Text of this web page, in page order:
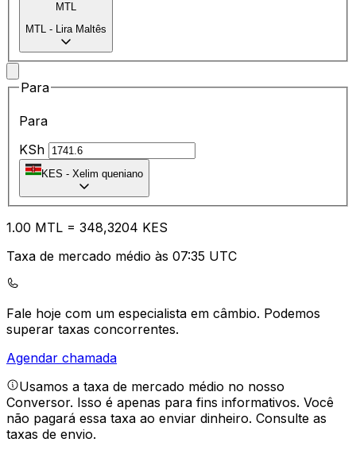
MTL
MTL - Lira Maltês
Para
Para
KSh
KES - Xelim queniano
1.00 MTL = 348,3204 KES
Taxa de mercado médio às 07:35 UTC
Fale hoje com um especialista em câmbio. Podemos
superar taxas concorrentes.
Agendar chamada
Usamos a taxa de mercado médio no nosso
Conversor. Isso é apenas para fins informativos. Você
não pagará essa taxa ao enviar dinheiro. Consulte as
taxas de envio.